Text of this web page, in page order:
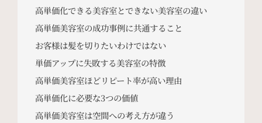
高単価化できる美容室とできない美容室の違い
高単価美容室の成功事例に共通すること
お客様は髪を切りたいわけではない
単価アップに失敗する美容室の特徴
高単価美容室ほどリピート率が高い理由
高単価化に必要な3つの価値
高単価美容室は空間への考え方が違う